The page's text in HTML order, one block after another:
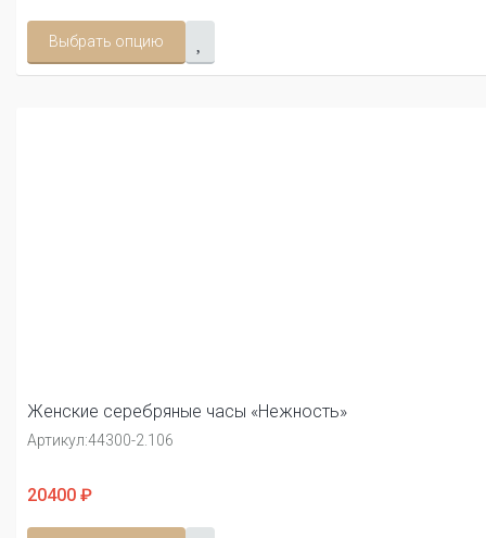
Выбрать опцию
Женские серебряные часы «Нежность»
Артикул:44300-2.106
20400 ₽